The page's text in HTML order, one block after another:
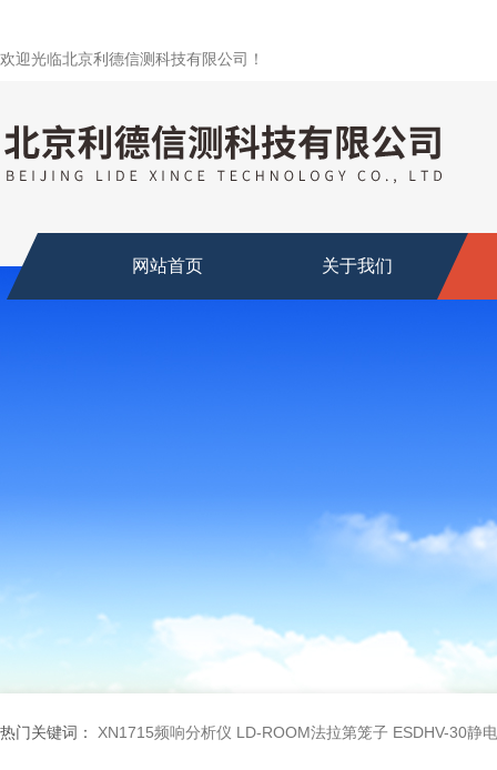
欢迎光临北京利德信测科技有限公司！
网站首页 关于我们
热门关键词： XN1715频响分析仪 LD-ROOM法拉第笼子 ESDHV-30静